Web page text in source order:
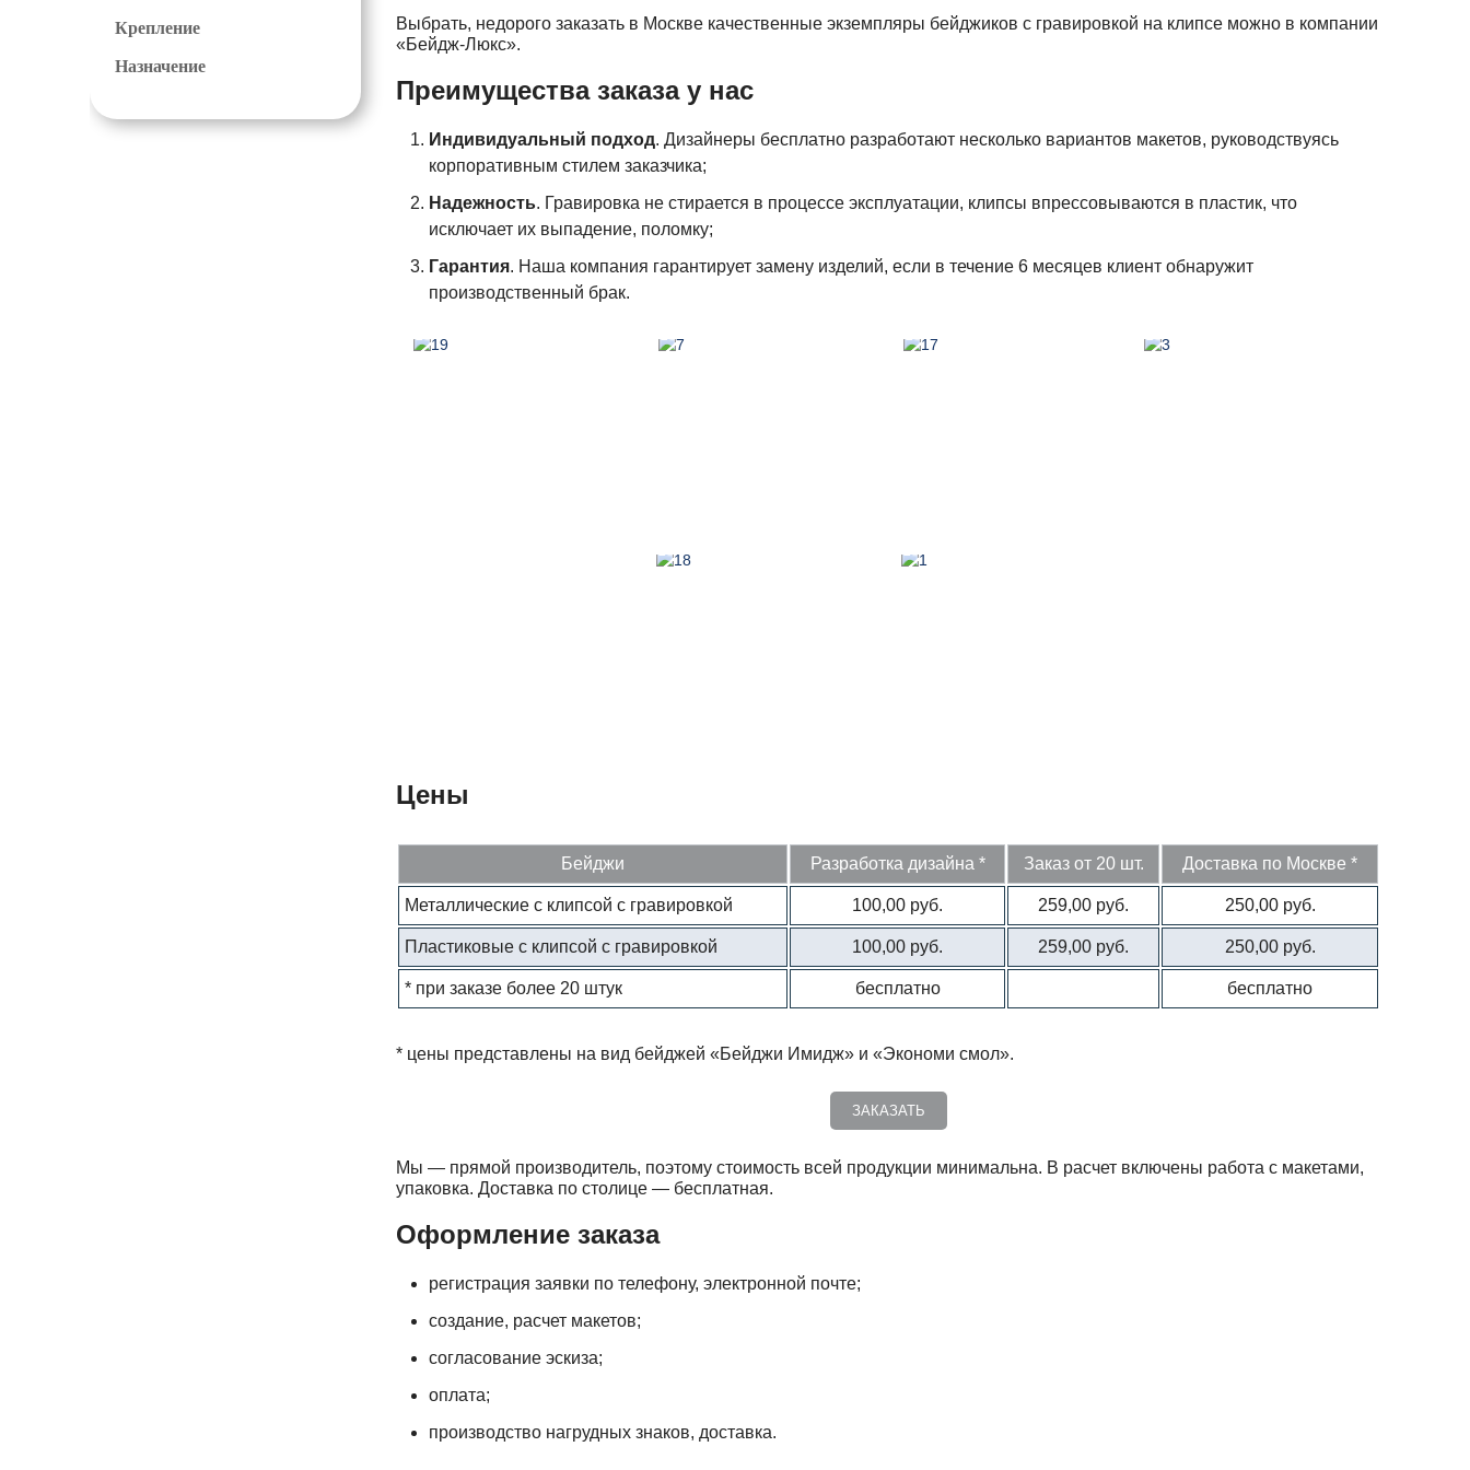
Крепление
Назначение
Выбрать, недорого заказать в Москве качественные экземпляры бейджиков с гравировкой на клипсе можно в компании
«Бейдж-Люкс».
Преимущества заказа у нас
Индивидуальный подход. Дизайнеры бесплатно разработают несколько вариантов макетов, руководствуясь
корпоративным стилем заказчика;
Надежность. Гравировка не стирается в процессе эксплуатации, клипсы впрессовываются в пластик, что
исключает их выпадение, поломку;
Гарантия. Наша компания гарантирует замену изделий, если в течение 6 месяцев клиент обнаружит
производственный брак.
Цены
Бейджи Разработка дизайна * Заказ от 20 шт. Доставка по Москве *
Металлические с клипсой с гравировкой 100,00 руб. 259,00 руб. 250,00 руб.
Пластиковые с клипсой с гравировкой 100,00 руб. 259,00 руб. 250,00 руб.
* при заказе более 20 штук бесплатно бесплатно
* цены представлены на вид бейджей «Бейджи Имидж» и «Экономи смол».
ЗАКАЗАТЬ
Мы — прямой производитель, поэтому стоимость всей продукции минимальна. В расчет включены работа с макетами,
упаковка. Доставка по столице — бесплатная.
Оформление заказа
регистрация заявки по телефону, электронной почте;
создание, расчет макетов;
согласование эскиза;
оплата;
производство нагрудных знаков, доставка.